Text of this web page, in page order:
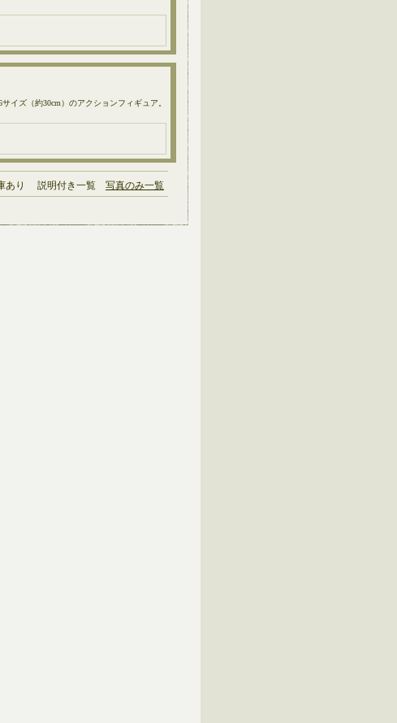
イズ（約30cm）のアクションフィギュア。
あり 説明付き一覧 写真のみ一覧